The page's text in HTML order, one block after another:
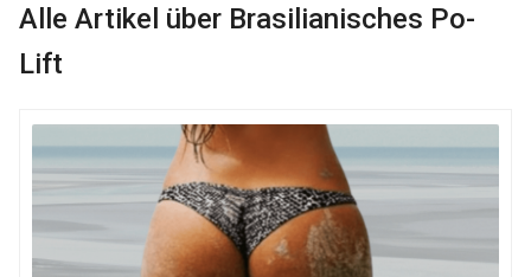
Alle Artikel über Brasilianisches Po-
Lift